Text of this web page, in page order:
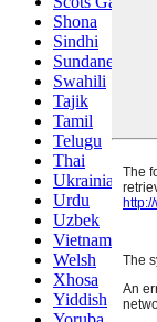
Shona
Sindhi
Sundanese
Swahili
Tajik
Tamil
Telugu
Thai
Ukrainian
Urdu
Uzbek
Vietnamese
Welsh
Xhosa
Yiddish